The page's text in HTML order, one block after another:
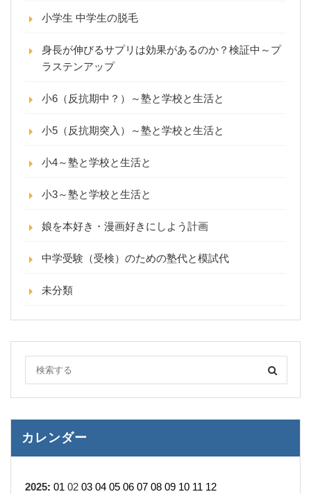
小学生 中学生の脱毛
身長が伸びるサプリは効果があるのか？検証中～プ
ラステンアップ
小6（反抗期中？）～塾と学校と生活と
小5（反抗期突入）～塾と学校と生活と
小4～塾と学校と生活と
小3～塾と学校と生活と
娘を本好き・漫画好きにしよう計画
中学受験（受検）のための塾代と模試代
未分類
カレンダー
2025: 01 02 03 04 05 06 07 08 09 10 11 12